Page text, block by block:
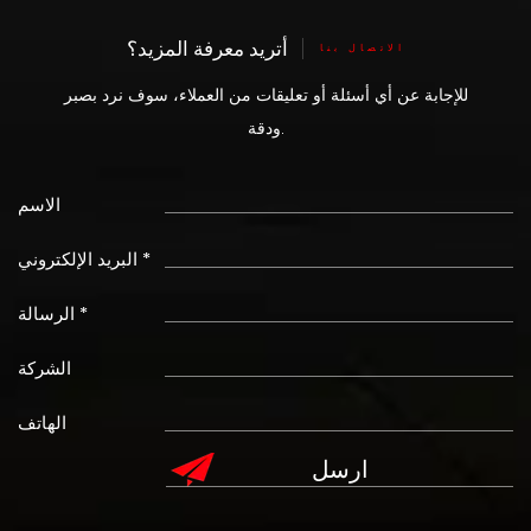
أتريد معرفة المزيد؟ الاتصال بنا
للإجابة عن أي أسئلة أو تعليقات من العملاء، سوف نرد بصبر
ودقة.
الاسم
البريد الإلكتروني *
الرسالة *
الشركة
الهاتف